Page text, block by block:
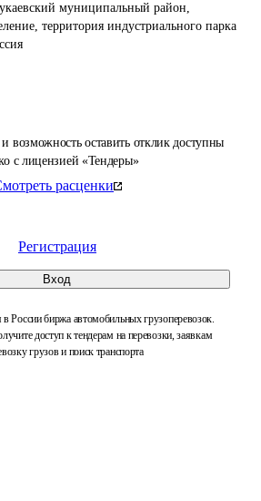
возможность оставить отклик доступны
с лицензией «Тендеры»
расценки
Регистрация
Вход
биржа автомобильных грузоперевозок.
доступ к тендерам на перевозки, заявкам
грузов и поиск транспорта
муниципальный район,
территория индустриального парка